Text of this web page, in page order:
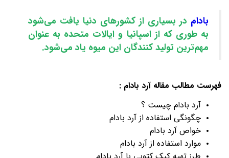
بادام در بسیاری از کشورهای دنیا یافت می‌شود
به طوری که از اسپانیا و ایالات متحده به عنوان
مهم‌ترین تولید کنندگان این میوه یاد می‌شود.
فهرست مطالب مقالهآرد بادام :
آرد بادام چیست ؟
چگونگی استفاده از آرد بادام
خواص آرد بادام
موارد استفاده از آرد بادام